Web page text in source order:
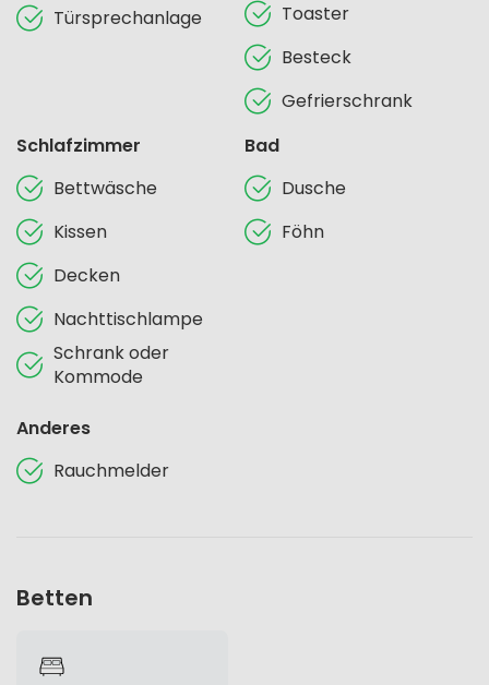
Türsprechanlage
Toaster
Besteck
Gefrierschrank
Schlafzimmer
Bettwäsche
Kissen
Decken
Nachttischlampe
Schrank oder
Kommode
Bad
Dusche
Föhn
Anderes
Rauchmelder
Betten